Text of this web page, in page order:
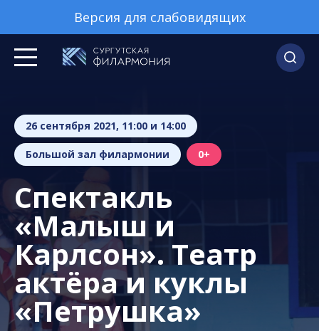
Версия для слабовидящих
26 сентября 2021, 11:00 и 14:00
Большой зал филармонии 0+
Спектакль
«Малыш и
Карлсон». Театр
актёра и куклы
«Петрушка»